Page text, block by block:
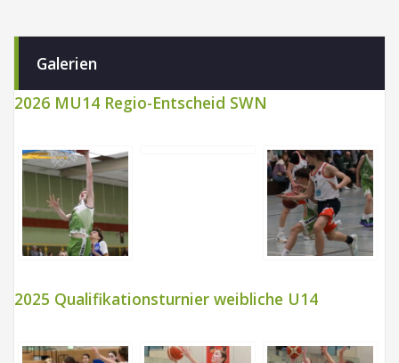
Galerien
2026 MU14 Regio-Entscheid SWN
2025 Qualifikationsturnier weibliche U14